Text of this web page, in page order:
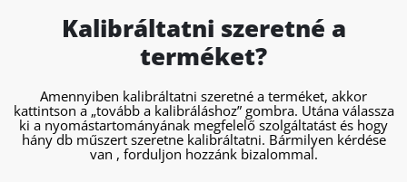
Kalibráltatni szeretné a
terméket?
Amennyiben kalibráltatni szeretné a terméket, akkor
kattintson a „tovább a kalibráláshoz” gombra. Utána válassza
ki a nyomástartományának megfelelő szolgáltatást és hogy
hány db műszert szeretne kalibráltatni. Bármilyen kérdése
van , forduljon hozzánk bizalommal.